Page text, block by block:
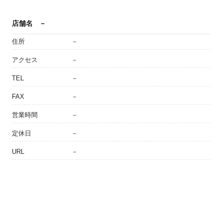
店舗名 －
住所 －
アクセス －
TEL －
FAX －
営業時間 －
定休日 －
URL －